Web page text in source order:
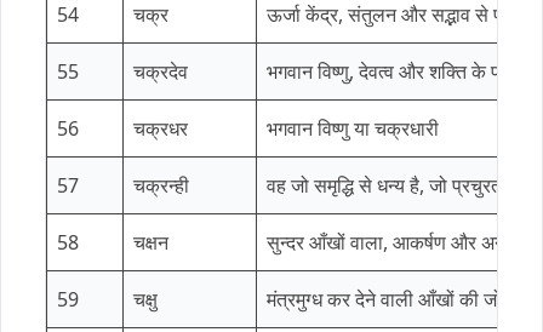
54 चक्र ऊर्जा केंद्र, संतुलन और सद्भाव से परिपूर्ण
55 चक्रदेव भगवान विष्णु, देवत्व और शक्ति के
56 चक्रधर भगवान विष्णु या चक्रधारी
57 चक्रन्ही वह जो समृद्धि से धन्य है, जो प्रचुरता का
58 चक्षन सुन्दर आँखों वाला, आकर्षण और अनुग्रह
59 चक्षु मंत्रमुग्ध कर देने वाली आँखों की जोड़ी